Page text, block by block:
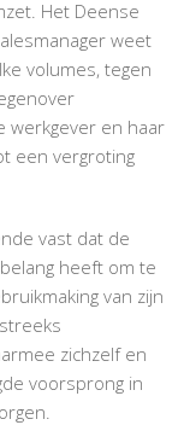
Het Deense
weet
volumes, tegen
werkgever en haar
een vergroting
vast dat de
heeft om te
van zijn
zichzelf en
voorsprong in